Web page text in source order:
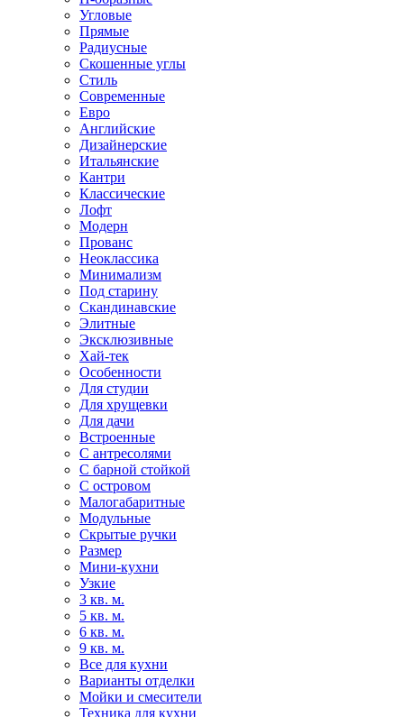
Угловые
Прямые
Радиусные
Скошенные углы
Стиль
Современные
Евро
Английские
Дизайнерские
Итальянские
Кантри
Классические
Лофт
Модерн
Прованс
Неоклассика
Минимализм
Под старину
Скандинавские
Элитные
Эксклюзивные
Хай-тек
Особенности
Для студии
Для хрущевки
Для дачи
Встроенные
С антресолями
С барной стойкой
С островом
Малогабаритные
Модульные
Скрытые ручки
Размер
Мини-кухни
Узкие
3 кв. м.
5 кв. м.
6 кв. м.
9 кв. м.
Все для кухни
Варианты отделки
Мойки и смесители
Техника для кухни